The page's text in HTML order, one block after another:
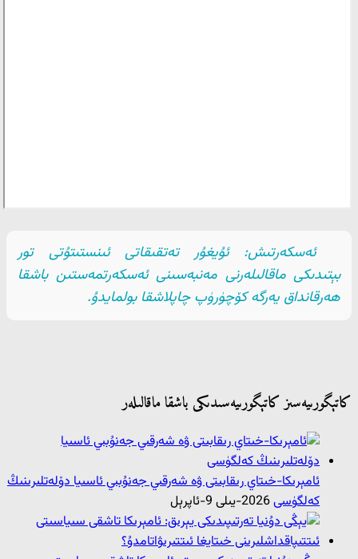
ئەسكەرتىش: ئۇيغۇر تەتقىقاتى ئىنستىتۇتى تور
بېتىدىكى ماقالىلەرنى مەنبەسىنى ئەسكەرتمەستىن باشقا
ھەرقانداق يەرگە كۆچۈرۈپ چاپلاشقا بولمايدۇ.
كاتېگورىيەسىز كاتېگورىيەسىدىكى باشقا ماقالىلەر
ئامېرىكا-خىتاي رىقابىتى ۋە شەرقىي جەنۇبىي ئاسىيا دۆلەتلىرىنىڭ
كەلگۈسى2026-يىلى 9-ئاپرېل